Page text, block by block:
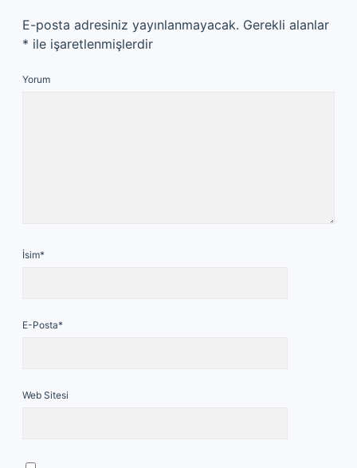
E-posta adresiniz yayınlanmayacak. Gerekli alanlar
* ile işaretlenmişlerdir
Yorum
İsim*
E-Posta*
Web Sitesi